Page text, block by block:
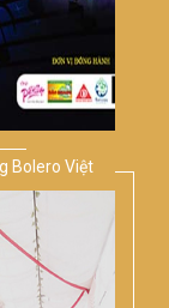
Bolero Việt